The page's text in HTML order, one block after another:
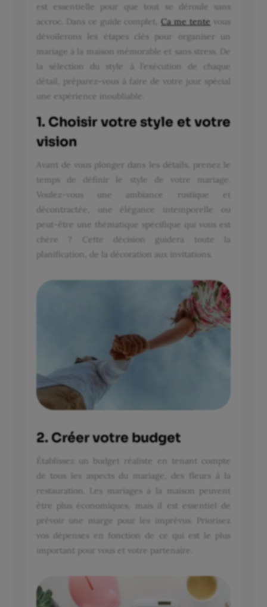
est essentielle pour que tout se déroule sans
accroc. Dans ce guide complet,Ca me tente
dévoilerons les étapes clés pour organiser un
mariage à la maison mémorable et sans stress. De
la sélection du style à l’exécution de chaque
détail, préparez-vous à faire de votre jour spécial
une expérience inoubliable.
1. Choisir votre style et votre
vision
Avant de vous plonger dans les détails, prenez le
temps de définir le style de votre mariage.
Voulez-vous une ambiance rustique et
décontractée, une élégance intemporelle ou
peut-être une thématique spécifique qui vous est
chère ? Cette décision guidera toute la
planification, de la décoration aux invitations.
2. Créer votre budget
Établissez un budget réaliste en tenant compte
de tous les aspects du mariage, des fleurs à la
restauration. Les mariages à la maison peuvent
être plus économiques, mais il est essentiel de
prévoir une marge pour les imprévus. Priorisez
vos dépenses en fonction de ce qui est le plus
important pour vous et votre partenaire.